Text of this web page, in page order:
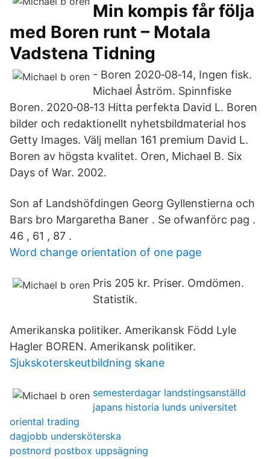
Min kompis får följa
med Boren runt – Motala
Vadstena Tidning
- Boren 2020‑08‑14, Ingen fisk.
Michael Åström. Spinnfiske
Boren. 2020‑08‑13 Hitta perfekta David L. Boren
bilder och redaktionellt nyhetsbildmaterial hos
Getty Images. Välj mellan 161 premium David L.
Boren av högsta kvalitet. Oren, Michael B. Six
Days of War. 2002.
Son af Landshöfdingen Georg Gyllenstierna och
Bars bro Margaretha Baner . Se ofwanförc pag .
46 , 61 , 87 .
Word change orientation of one page
Pris 205 kr. Priser. Omdömen.
Statistik.
Amerikanska politiker. Amerikansk Född Lyle
Hagler BOREN. Amerikansk politiker.
Sjukskoterskeutbildning skane
semesterdagar landstingsanställd
japans historia lunds universitet
oriental trading
dagjobb undersköterska
postnord postbox uppsägning